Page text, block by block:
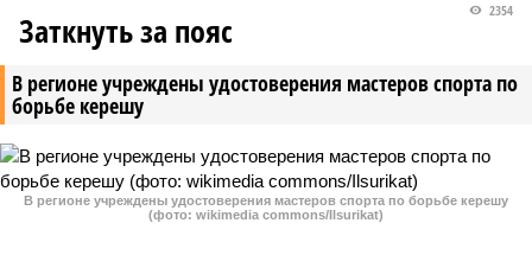
В регионе учреждены удостоверения мастеров спорта по
борьбе керешу
2354
Заткнуть за пояс
В регионе учреждены удостоверения мастеров спорта по борьбе керешу
(фото: wikimedia commons/Ilsurikat)